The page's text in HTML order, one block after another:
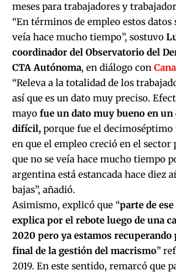
meses para trabajadores y
“En términos de empleo estos datos
veía hace mucho tiempo”, sostuvo
coordinador del Observatorio del
CTA Autónoma, en diálogo con
“Releva a la totalidad de los
así que es un dato muy preciso.
mayo fue un dato muy bueno en
difícil, porque fue el
en que el empleo creció en el sector
que no se veía hace mucho tiempo
argentina está estancada hace diez
bajas”, añadió.
Asimismo, explicó que “parte de
explica por el rebote luego de una
2020 pero ya estamos recuperando
final de la gestión del macrismo”
2019. En este sentido, remarcó que